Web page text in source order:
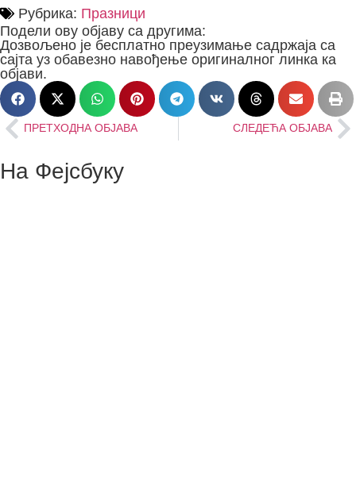
Рубрика: Празници
Подели ову објаву са другима:
Дозвољено је бесплатно преузимање садржаја са
сајта уз обавезно навођење оригиналног линка ка
објави.
ПРЕТХОДНА ОБЈАВА СЛЕДЕЋА ОБЈАВА
На Фејсбуку